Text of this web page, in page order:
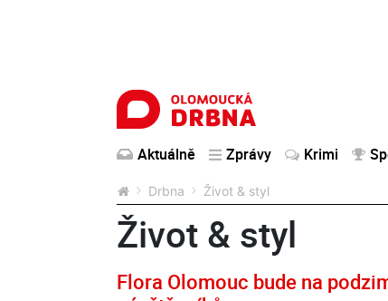
Aktuálně Zprávy Krimi
Drbna Život & styl
Život & styl
Flora Olomouc bude na